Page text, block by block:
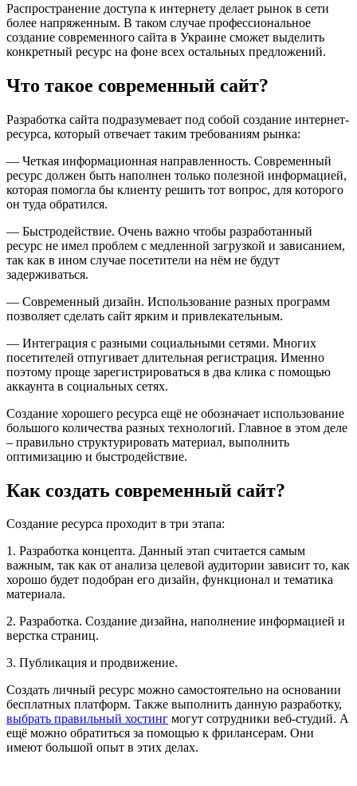
Распространение доступа к интернету делает рынок в сети
более напряженным. В таком случае профессиональное
создание современного сайта в Украине сможет выделить
конкретный ресурс на фоне всех остальных предложений.
Что такое современный сайт?
Разработка сайта подразумевает под собой создание интернет-
ресурса, который отвечает таким требованиям рынка:
— Четкая информационная направленность. Современный
ресурс должен быть наполнен только полезной информацией,
которая помогла бы клиенту решить тот вопрос, для которого
он туда обратился.
— Быстродействие. Очень важно чтобы разработанный
ресурс не имел проблем с медленной загрузкой и зависанием,
так как в ином случае посетители на нём не будут
задерживаться.
— Современный дизайн. Использование разных программ
позволяет сделать сайт ярким и привлекательным.
— Интеграция с разными социальными сетями. Многих
посетителей отпугивает длительная регистрация. Именно
поэтому проще зарегистрироваться в два клика с помощью
аккаунта в социальных сетях.
Создание хорошего ресурса ещё не обозначает использование
большого количества разных технологий. Главное в этом деле
– правильно структурировать материал, выполнить
оптимизацию и быстродействие.
Как создать современный сайт?
Создание ресурса проходит в три этапа:
1. Разработка концепта. Данный этап считается самым
важным, так как от анализа целевой аудитории зависит то, как
хорошо будет подобран его дизайн, функционал и тематика
материала.
2. Разработка. Создание дизайна, наполнение информацией и
верстка страниц.
3. Публикация и продвижение.
Создать личный ресурс можно самостоятельно на основании
бесплатных платформ. Также выполнить данную разработку,
выбрать правильный хостинг могут сотрудники веб-студий. А
ещё можно обратиться за помощью к фрилансерам. Они
имеют большой опыт в этих делах.